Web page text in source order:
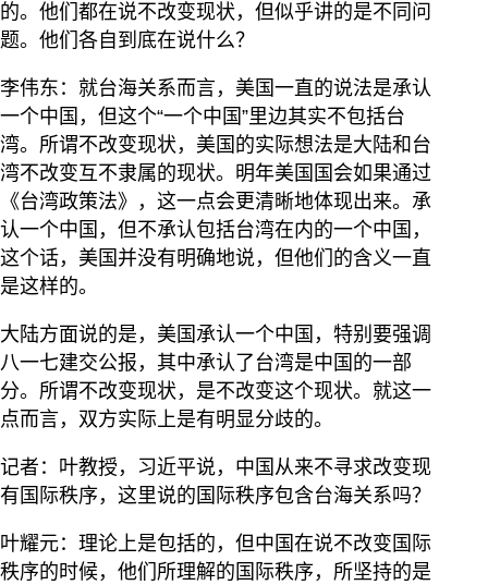
的。他们都在说不改变现状，但似乎讲的是不同问
题。他们各自到底在说什么？
李伟东：就台海关系而言，美国一直的说法是承认
一个中国，但这个“一个中国”里边其实不包括台
湾。所谓不改变现状，美国的实际想法是大陆和台
湾不改变互不隶属的现状。明年美国国会如果通过
《台湾政策法》，这一点会更清晰地体现出来。承
认一个中国，但不承认包括台湾在内的一个中国，
这个话，美国并没有明确地说，但他们的含义一直
是这样的。
大陆方面说的是，美国承认一个中国，特别要强调
八一七建交公报，其中承认了台湾是中国的一部
分。所谓不改变现状，是不改变这个现状。就这一
点而言，双方实际上是有明显分歧的。
记者：叶教授，习近平说，中国从来不寻求改变现
有国际秩序，这里说的国际秩序包含台海关系吗？
叶耀元：理论上是包括的，但中国在说不改变国际
秩序的时候，他们所理解的国际秩序，所坚持的是